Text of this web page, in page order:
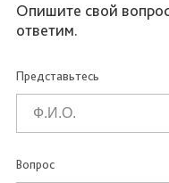
Опишите свой
ответим.
Представьтесь
Вопрос